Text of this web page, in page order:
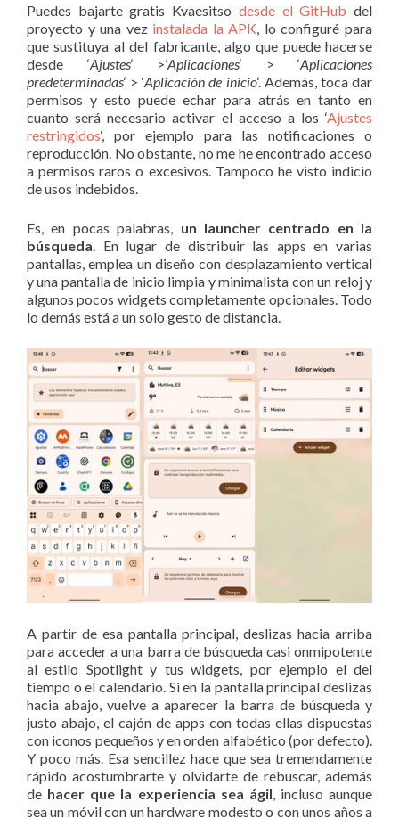
Puedes bajarte gratis Kvaesitso desde el GitHub del
proyecto y una vez instalada la APK, lo configuré para
que sustituya al del fabricante, algo que puede hacerse
desde ‘Ajustes‘ >’Aplicaciones‘ > ‘Aplicaciones
predeterminadas‘ > ‘Aplicación de inicio‘. Además, toca dar
permisos y esto puede echar para atrás en tanto en
cuanto será necesario activar el acceso a los ‘Ajustes
restringidos‘, por ejemplo para las notificaciones o
reproducción. No obstante, no me he encontrado acceso
a permisos raros o excesivos. Tampoco he visto indicio
de usos indebidos.
Es, en pocas palabras, un launcher centrado en la
búsqueda. En lugar de distribuir las apps en varias
pantallas, emplea un diseño con desplazamiento vertical
y una pantalla de inicio limpia y minimalista con un reloj y
algunos pocos widgets completamente opcionales. Todo
lo demás está a un solo gesto de distancia.
A partir de esa pantalla principal, deslizas hacia arriba
para acceder a una barra de búsqueda casi onmipotente
al estilo Spotlight y tus widgets, por ejemplo el del
tiempo o el calendario. Si en la pantalla principal deslizas
hacia abajo, vuelve a aparecer la barra de búsqueda y
justo abajo, el cajón de apps con todas ellas dispuestas
con iconos pequeños y en orden alfabético (por defecto).
Y poco más. Esa sencillez hace que sea tremendamente
rápido acostumbrarte y olvidarte de rebuscar, además
de hacer que la experiencia sea ágil, incluso aunque
sea un móvil con un hardware modesto o con unos años a